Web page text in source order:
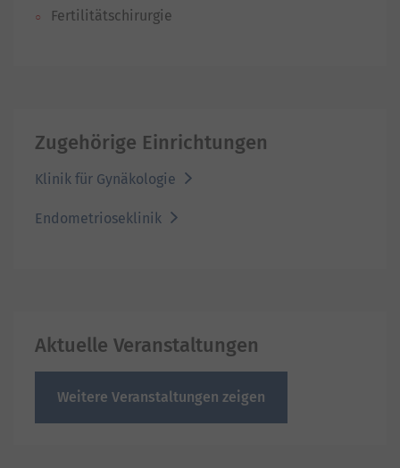
Fertilitätschirurgie
Zugehörige Einrichtungen
Klinik für Gynäkologie
Endometrioseklinik
Aktuelle Veranstaltungen
Weitere Veranstaltungen zeigen